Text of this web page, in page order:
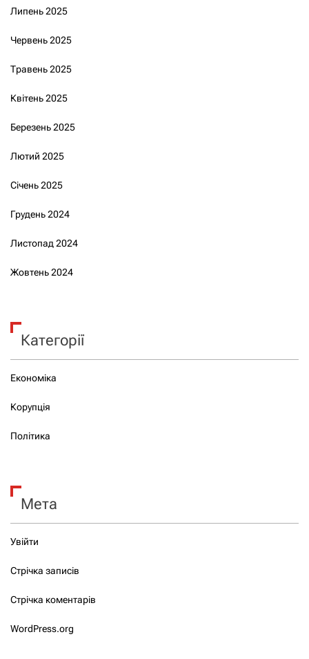
Липень 2025
Червень 2025
Травень 2025
Квітень 2025
Березень 2025
Лютий 2025
Січень 2025
Грудень 2024
Листопад 2024
Жовтень 2024
Категорії
Економіка
Корупція
Політика
Мета
Увійти
Стрічка записів
Стрічка коментарів
WordPress.org